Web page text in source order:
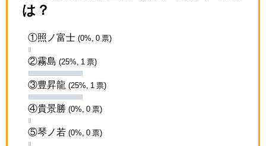
は？
①照ノ富士 (0%, 0 票)
②霧島 (25%, 1 票)
③豊昇龍 (25%, 1 票)
④貴景勝 (0%, 0 票)
⑤琴ノ若 (0%, 0 票)